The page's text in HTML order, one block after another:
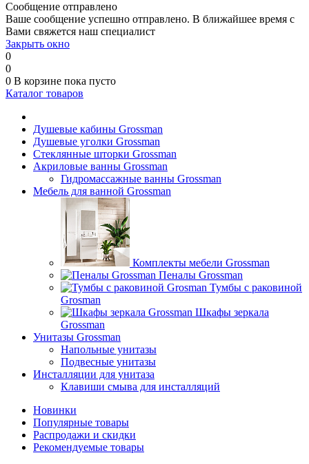
Сообщение отправлено
Ваше сообщение успешно отправлено. В ближайшее время с
Вами свяжется наш специалист
Закрыть окно
0
0
0 В корзине пока пусто
Каталог товаров
Душевые кабины Grossman
Душевые уголки Grossman
Стеклянные шторки Grossman
Акриловые ванны Grossman
Гидромассажные ванны Grossman
Мебель для ванной Grossman
Комплекты мебели Grossman
Пеналы Grossman
Тумбы с раковиной
Grosman
Шкафы зеркала
Grossman
Унитазы Grossman
Напольные унитазы
Подвесные унитазы
Инсталляции для унитаза
Клавиши смыва для инсталляций
Новинки
Популярные товары
Распродажи и скидки
Рекомендуемые товары